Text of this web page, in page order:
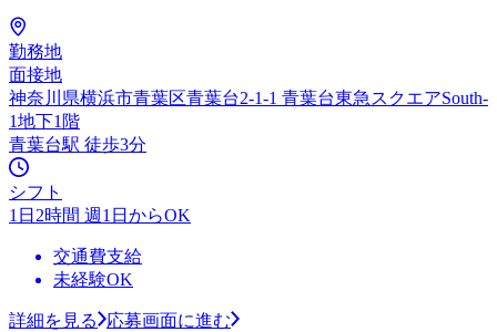
勤務地
面接地
神奈川県横浜市青葉区青葉台2-1-1 青葉台東急スクエアSouth-
1地下1階
青葉台駅 徒歩3分
シフト
1日2時間 週1日からOK
交通費支給
未経験OK
詳細を見る
応募画面に進む